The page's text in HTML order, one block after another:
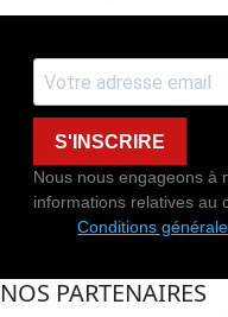
S'INSCRIRE
Nous nous engageons à
informations relatives au
Conditions
NOS PARTENAIRES